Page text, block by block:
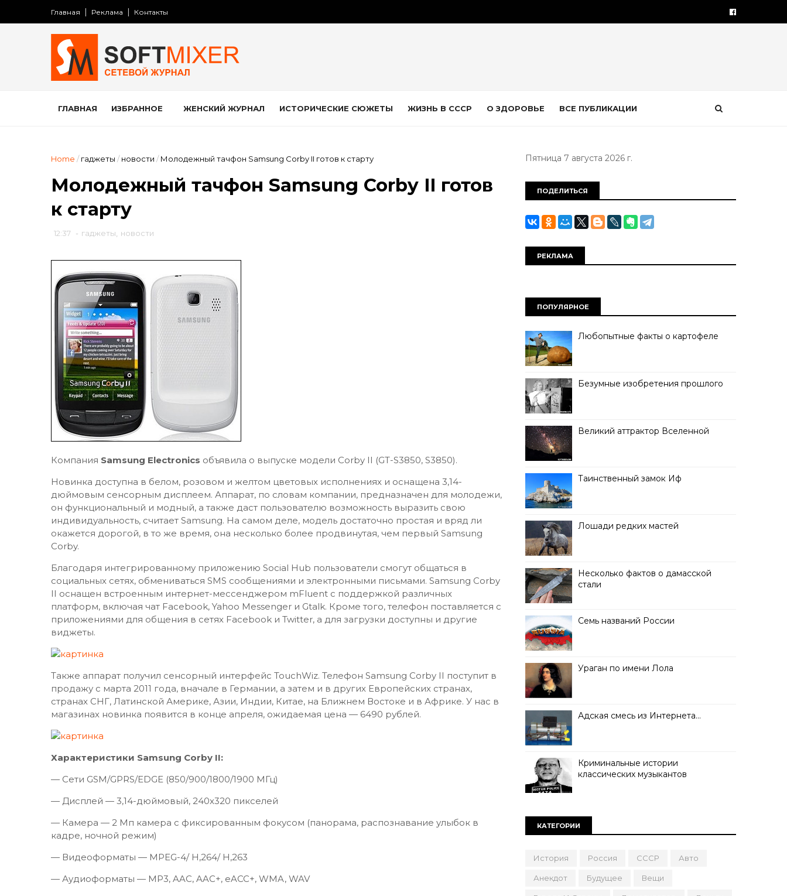
Главная Реклама Контакты
ГЛАВНАЯ ИЗБРАННОЕ ЖЕНСКИЙ ЖУРНАЛ ИСТОРИЧЕСКИЕ СЮЖЕТЫ ЖИЗНЬ В СССР О ЗДОРОВЬЕ ВСЕ ПУБЛИКАЦИИ
Home / гаджеты / новости / Молодежный тачфон Samsung Corby II готов к старту
Молодежный тачфон Samsung Corby II готов
к старту
12:37 - гаджеты новости
Компания Samsung Electronics объявила о выпуске модели Corby II (GT-S3850, S3850).
Новинка доступна в белом, розовом и желтом цветовых исполнениях и оснащена 3,14-
дюймовым сенсорным дисплеем. Аппарат, по словам компании, предназначен для молодежи,
он функциональный и модный, а также даст пользователю возможность выразить свою
индивидуальность, считает Samsung. На самом деле, модель достаточно простая и вряд ли
окажется дорогой, в то же время, она несколько более продвинутая, чем первый Samsung
Corby.
Благодаря интегрированному приложению Social Hub пользователи смогут общаться в
социальных сетях, обмениваться SMS сообщениями и электронными письмами. Samsung Corby
II оснащен встроенным интернет-мессенджером mFluent с поддержкой различных
платформ, включая чат Facebook, Yahoo Messenger и Gtalk. Кроме того, телефон поставляется с
приложениями для общения в сетях Facebook и Twitter, а для загрузки доступны и другие
виджеты.
Также аппарат получил сенсорный интерфейс TouchWiz. Телефон Samsung Corby II поступит в
продажу с марта 2011 года, вначале в Германии, а затем и в других Европейских странах,
странах СНГ, Латинской Америке, Азии, Индии, Китае, на Ближнем Востоке и в Африке. У нас в
магазинах новинка появится в конце апреля, ожидаемая цена — 6490 рублей.
Характеристики Samsung Corby II:
— Сети GSM/GPRS/EDGE (850/900/1800/1900 МГц)
— Дисплей — 3,14-дюймовый, 240х320 пикселей
— Камера — 2 Мп камера с фиксированным фокусом (панорама, распознавание улыбок в
кадре, ночной режим)
— Видеоформаты — MPEG-4/ H,264/ H,263
— Аудиоформаты — MP3, AAC, AAC+, eACC+, WMA, WAV
Пятница 7 августа 2026 г.
ПОДЕЛИТЬСЯ
РЕКЛАМА
ПОПУЛЯРНОЕ
Любопытные факты о картофеле
Безумные изобретения прошлого
Великий аттрактор Вселенной
Таинственный замок Иф
Лошади редких мастей
Несколько фактов о дамасской
стали
Семь названий России
Ураган по имени Лола
Адская смесь из Интернета…
Криминальные истории
классических музыкантов
КАТЕГОРИИ
История Россия СССР Авто
Анекдот Будущее Вещи